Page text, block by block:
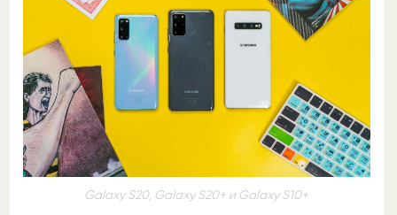
Galaxy S20, Galaxy S20+ и Galaxy S10+